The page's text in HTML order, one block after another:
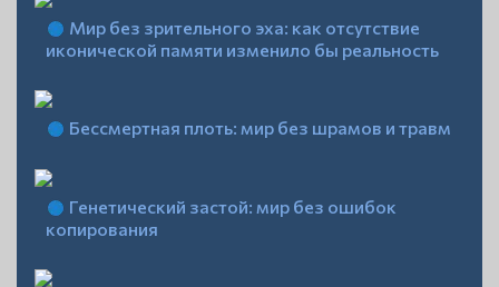
Мир без зрительного эха: как отсутствие
иконической памяти изменило бы реальность
Бессмертная плоть: мир без шрамов и травм
Генетический застой: мир без ошибок
копирования